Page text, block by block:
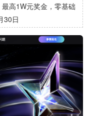
高1W元奖金，零基础
30日